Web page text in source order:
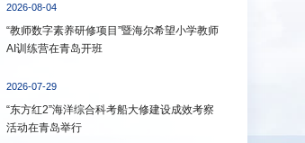
2026-08-04
“教师数字素养研修项目”暨海尔希望小学教师
AI训练营在青岛开班
2026-07-29
“东方红2”海洋综合科考船大修建设成效考察
活动在青岛举行